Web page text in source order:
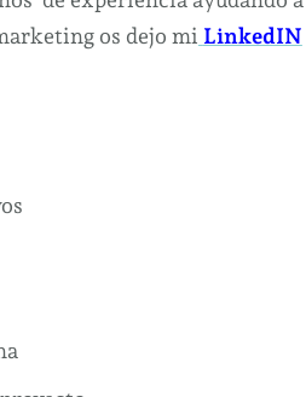
os dejo mi LinkedIN